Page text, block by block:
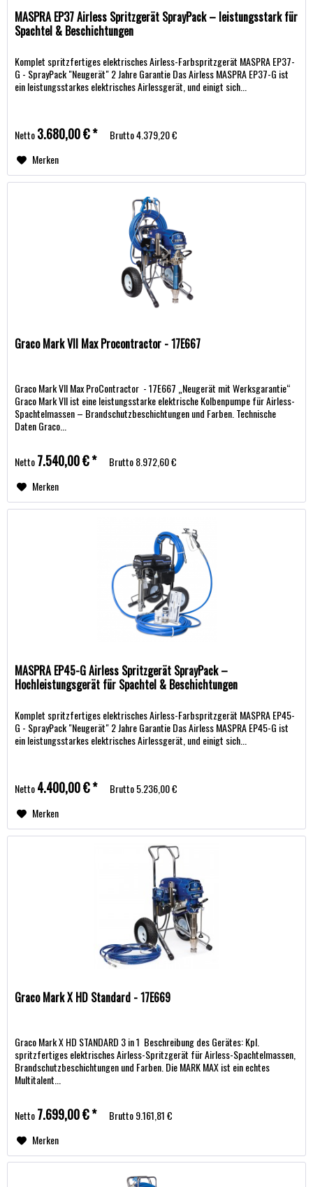
MASPRA EP37 Airless Spritzgerät SprayPack – leistungsstark für
Spachtel & Beschichtungen
Komplet spritzfertiges elektrisches Airless-Farbspritzgerät MASPRA EP37-
G - SprayPack "Neugerät" 2 Jahre Garantie Das Airless MASPRA EP37-G ist
ein leistungsstarkes elektrisches Airlessgerät, und einigt sich...
Netto3.680,00 € * Brutto4.379,20 €
Merken
Graco Mark VII Max Procontractor - 17E667
Graco Mark VII Max ProContractor - 17E667 „Neugerät mit Werksgarantie“
Graco Mark VII ist eine leistungsstarke elektrische Kolbenpumpe für Airless-
Spachtelmassen – Brandschutzbeschichtungen und Farben. Technische
Daten Graco...
Netto7.540,00 € * Brutto8.972,60 €
Merken
MASPRA EP45-G Airless Spritzgerät SprayPack –
Hochleistungsgerät für Spachtel & Beschichtungen
Komplet spritzfertiges elektrisches Airless-Farbspritzgerät MASPRA EP45-
G - SprayPack "Neugerät" 2 Jahre Garantie Das Airless MASPRA EP45-G ist
ein leistungsstarkes elektrisches Airlessgerät, und einigt sich...
Netto4.400,00 € * Brutto5.236,00 €
Merken
Graco Mark X HD Standard - 17E669
Graco Mark X HD STANDARD 3 in 1 Beschreibung des Gerätes: Kpl.
spritzfertiges elektrisches Airless-Spritzgerät für Airless-Spachtelmassen,
Brandschutzbeschichtungen und Farben. Die MARK MAX ist ein echtes
Multitalent...
Netto7.699,00 € * Brutto9.161,81 €
Merken